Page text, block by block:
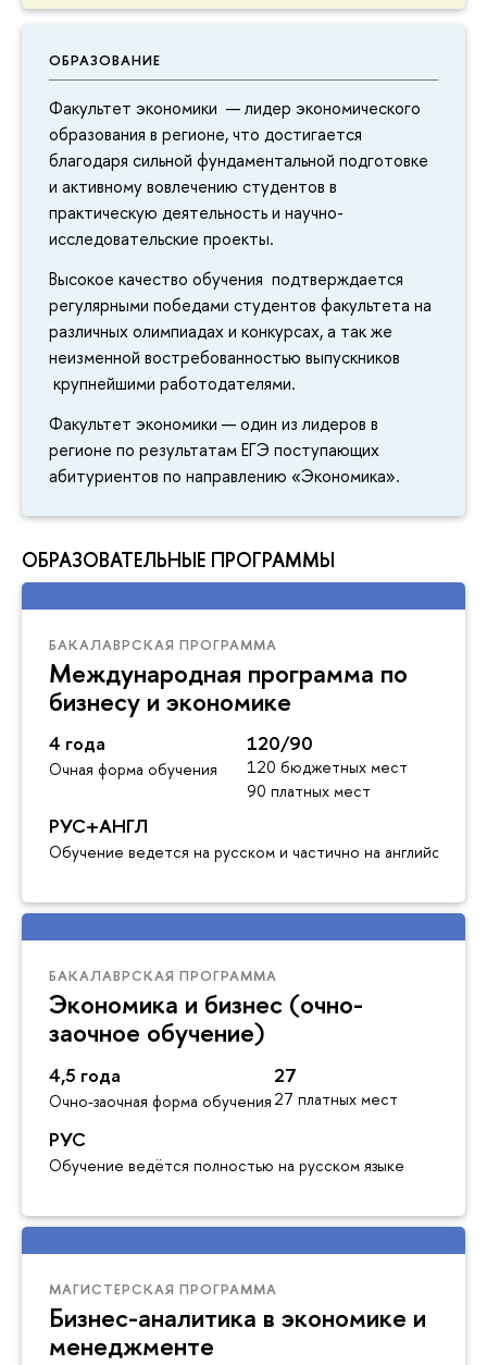
ОБРАЗОВАНИЕ
Факультет экономики — лидер экономического
образования в регионе, что достигается
благодаря сильной фундаментальной подготовке
и активному вовлечению студентов в
практическую деятельность и научно-
исследовательские проекты.
Высокое качество обучения подтверждается
регулярными победами студентов факультета на
различных олимпиадах и конкурсах, а так же
неизменной востребованностью выпускников
крупнейшими работодателями.
Факультет экономики — один из лидеров в
регионе по результатам ЕГЭ поступающих
абитуриентов по направлению «Экономика».
ОБРАЗОВАТЕЛЬНЫЕ ПРОГРАММЫ
БАКАЛАВРСКАЯ ПРОГРАММА
Международная программа по
бизнесу и экономике
4 года
Очная форма обучения
120/90
120 бюджетных мест
90 платных мест
РУС+АНГЛ
Обучение ведется на русском и частично на английском
БАКАЛАВРСКАЯ ПРОГРАММА
Экономика и бизнес (очно-
заочное обучение)
4,5 года
Очно-заочная форма обучения
27
27 платных мест
РУС
Обучение ведётся полностью на русском языке
МАГИСТЕРСКАЯ ПРОГРАММА
Бизнес-аналитика в экономике и
менеджменте